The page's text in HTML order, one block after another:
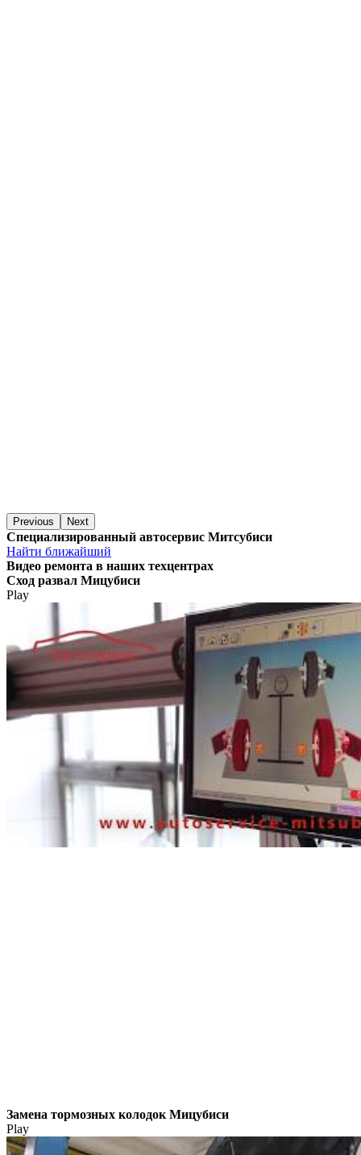
Previous Next
Специализированный автосервис Митсубиси
Найти ближайший
Видео ремонта в наших техцентрах
Сход развал Мицубиси
Play
Замена тормозных колодок Мицубиси
Play